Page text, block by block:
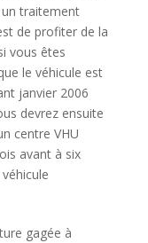
traitement
de profiter de la
vous êtes
le véhicule est
janvier 2006
devrez ensuite
centre VHU
avant à six
gagée à